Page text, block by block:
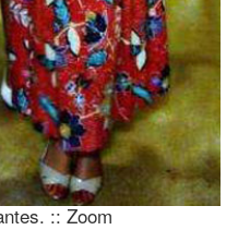
:: Zoom